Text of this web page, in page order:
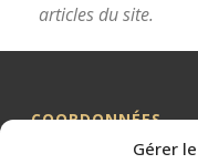
Gérer
articles du site.
COORDONNÉES
Me BILLION-